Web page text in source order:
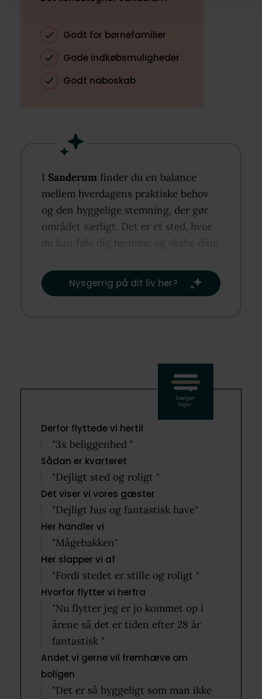
Godt for børnefamilier
Gode indkøbsmuligheder
Godt naboskab
I Sanderum finder du en balance
mellem hverdagens praktiske behov
og den hyggelige stemning, der gør
området særligt. Det er et sted, hvor
du kan føle dig hjemme og skabe dine
Nysgerrig på dit liv her?​
Derfor flyttede vi hertil
"3x beliggenhed "
Sådan er kvarteret
"Dejligt sted og roligt "
Det viser vi vores gæster
"Dejligt hus og fantastisk have"
Her handler vi
"Mågebakken"
Her slapper vi af
"Fordi stedet er stille og roligt "
Hvorfor flytter vi herfra
"Nu flytter jeg er jo kommet op i
årene så det er tiden efter 28 år
fantastisk "
Andet vi gerne vil fremhæve om
boligen
"Det er så hyggeligt som man ikke